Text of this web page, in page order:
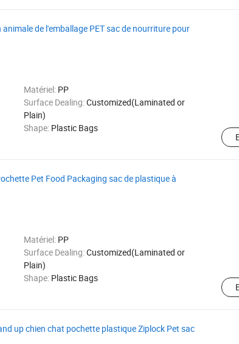
de l'emballage PET sac de nourriture pour
Matériel: PP
Surface Dealing:Customized(Laminated or
Plain)
Shape: Plastic Bags
Pet Food Packaging sac de plastique à
Matériel: PP
Surface Dealing:Customized(Laminated or
Plain)
Shape: Plastic Bags
up chien chat pochette plastique Ziplock Pet sac